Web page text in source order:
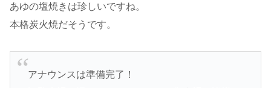
あゆの塩焼きは珍しいですね。
本格炭火焼だそうです。
アナウンスは準備完了！